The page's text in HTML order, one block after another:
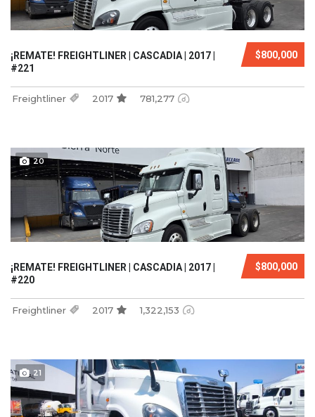
$800,000
¡REMATE! FREIGHTLINER | CASCADIA | 2017 |
#221
Freightliner 2017 781,277
20
$800,000
¡REMATE! FREIGHTLINER | CASCADIA | 2017 |
#220
Freightliner 2017 1,322,153
21